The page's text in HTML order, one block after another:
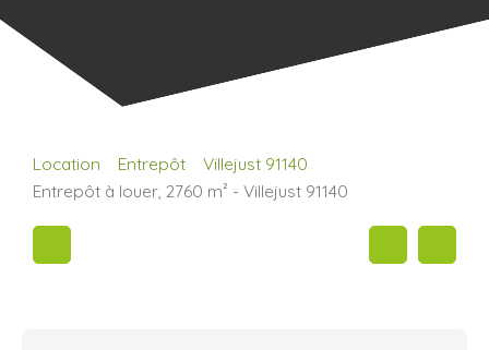
Location Entrepôt
Villejust 91140
Entrepôt à louer, 2760 m² - Villejust 91140